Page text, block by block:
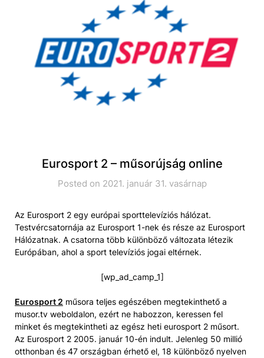
Eurosport 2 – műsorújság online
Posted on 2021. január 31. vasárnap
Az Eurosport 2 egy európai sporttelevíziós hálózat.
Testvércsatornája az Eurosport 1-nek és része az Eurosport
Hálózatnak. A csatorna több különböző változata létezik
Európában, ahol a sport televíziós jogai eltérnek.
[wp_ad_camp_1]
Eurosport 2 műsora teljes egészében megtekinthető a
musor.tv weboldalon, ezért ne habozzon, keressen fel
minket és megtekintheti az egész heti eurosport 2 műsort.
Az Eurosport 2 2005. január 10-én indult. Jelenleg 50 millió
otthonban és 47 országban érhető el, 18 különböző nyelven